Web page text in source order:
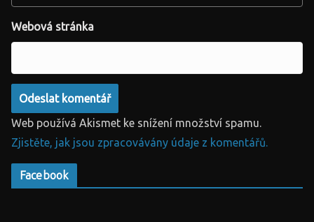
Webová stránka
Web používá Akismet ke snížení množství spamu.
Zjistěte, jak jsou zpracovávány údaje z komentářů.
Facebook